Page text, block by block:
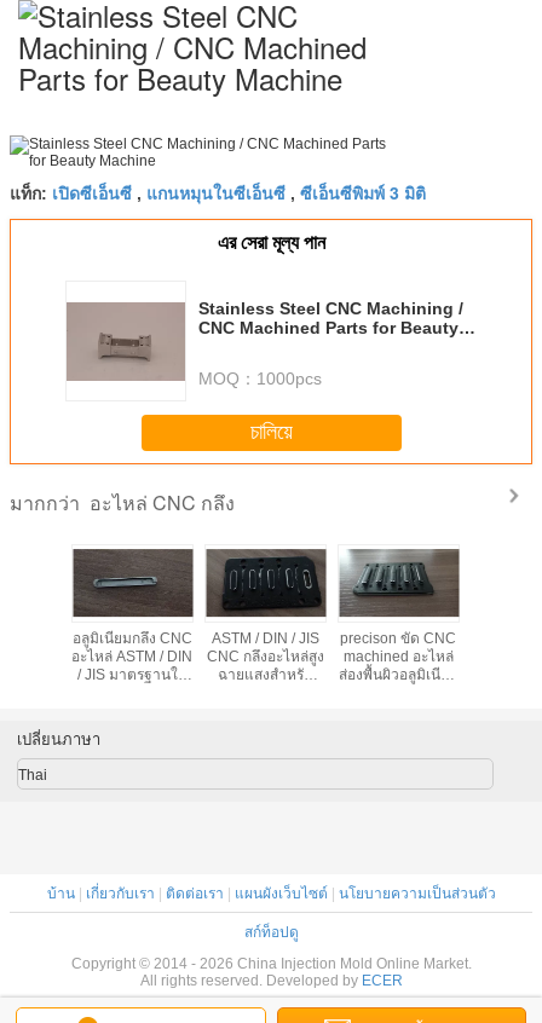
Chroming
Powder Coated
แท็ก: เปิดซีเอ็นซี , แกนหมุนในซีเอ็นซี , ซีเอ็นซีพิมพ์ 3 มิติ
এর সেরা মূল্য পান
Stainless Steel CNC Machining /
CNC Machined Parts for Beauty
MOQ： 1000pcs
চালিয়ে
มากกว่า อะไหล่ CNC กลึง
อลูมิเนียมกลึง CNC
อะไหล่ ASTM / DIN
/ JIS มาตรฐานใน
ASTM / DIN / JIS
CNC กลึงอะไหล่สูง
ฉายแสงสำหรับ
precison ขัด CNC
machined อะไหล่
ส่องพื้นผิวอลูมิเนียม
เปลี่ยนภาษา
Thai
บ้าน| เกี่ยวกับเรา | ติดต่อเรา | แผนผังเว็บไซต์ | นโยบายความเป็นส่วนตัว
สก์ท็อปดู
Copyright © 2014 - 2026 China Injection Mold Online Market.
All rights reserved. Developed by ECER